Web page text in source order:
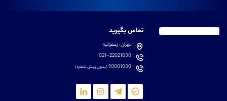
تماس بگیرید
تهران، زعفرانیه
021-22021030
90001030(بدون پیش شماره)